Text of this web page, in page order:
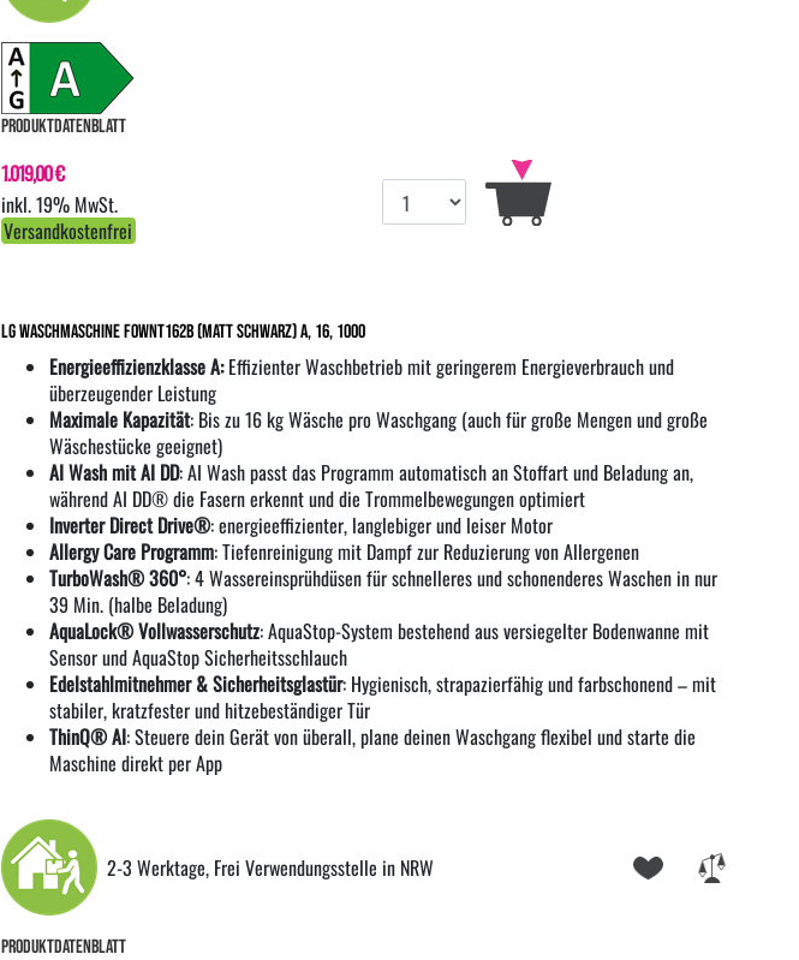
PRODUKTDATENBLATT
1.019,00 €
inkl. 19% MwSt.
Versandkostenfrei
LG Waschmaschine F0WNT162B (matt schwarz) A, 16, 1000
Energieeffizienzklasse A:Effizienter Waschbetrieb mit geringerem Energieverbrauch und
überzeugender Leistung
Maximale Kapazität: Bis zu 16 kg Wäsche pro Waschgang (auch für große Mengen und große
Wäschestücke geeignet)
AI Wash mit AI DD: AI Wash passt das Programm automatisch an Stoffart und Beladung an,
während AI DD® die Fasern erkennt und die Trommelbewegungen optimiert
Inverter Direct Drive®: energieeffizienter, langlebiger und leiser Motor
Allergy Care Programm: Tiefenreinigung mit Dampf zur Reduzierung von Allergenen
TurboWash® 360°: 4 Wassereinsprühdüsen für schnelleres und schonenderes Waschen in nur
39 Min. (halbe Beladung)
AquaLock® Vollwasserschutz: AquaStop-System bestehend aus versiegelter Bodenwanne mit
Sensor und AquaStop Sicherheitsschlauch
Edelstahlmitnehmer & Sicherheitsglastür: Hygienisch, strapazierfähig und farbschonend – mit
stabiler, kratzfester und hitzebeständiger Tür
ThinQ® AI: Steuere dein Gerät von überall, plane deinen Waschgang flexibel und starte die
Maschine direkt per App
2-3 Werktage, Frei Verwendungsstelle in NRW
PRODUKTDATENBLATT